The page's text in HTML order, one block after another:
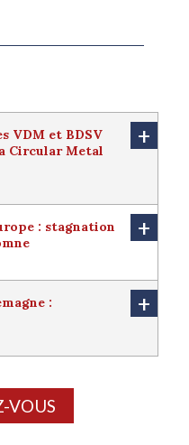
VDM et BDSV
Circular Metal
+
: stagnation
+
:
+
VOUS